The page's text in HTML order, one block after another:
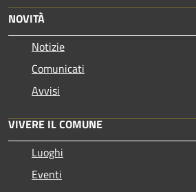
NOVITÀ
Notizie
Comunicati
Avvisi
VIVERE IL COMUNE
Luoghi
Eventi